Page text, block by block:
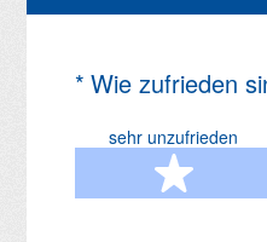
* Wie zufrieden
(Erforderlich.)
sehr unzufrieden
1